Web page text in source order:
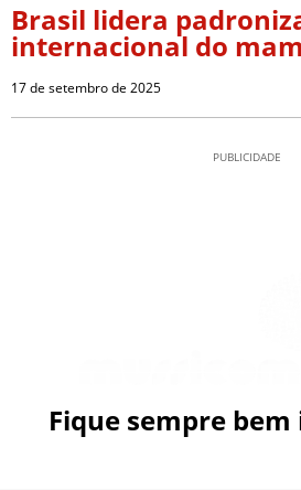
Brasil lidera
internacional do
17 de setembro de 2025
PUBLICIDADE
Fique sempre